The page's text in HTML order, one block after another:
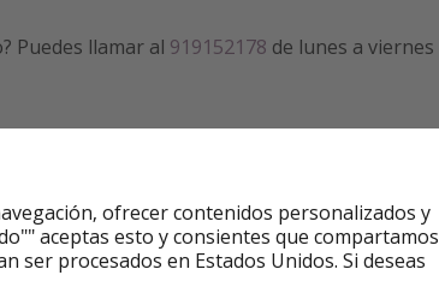
Puedes llamar al 919152178 de lunes a viernes
ofrecer contenidos personalizados y
aceptas esto y consientes que compartamos
ser procesados en Estados Unidos. Si deseas